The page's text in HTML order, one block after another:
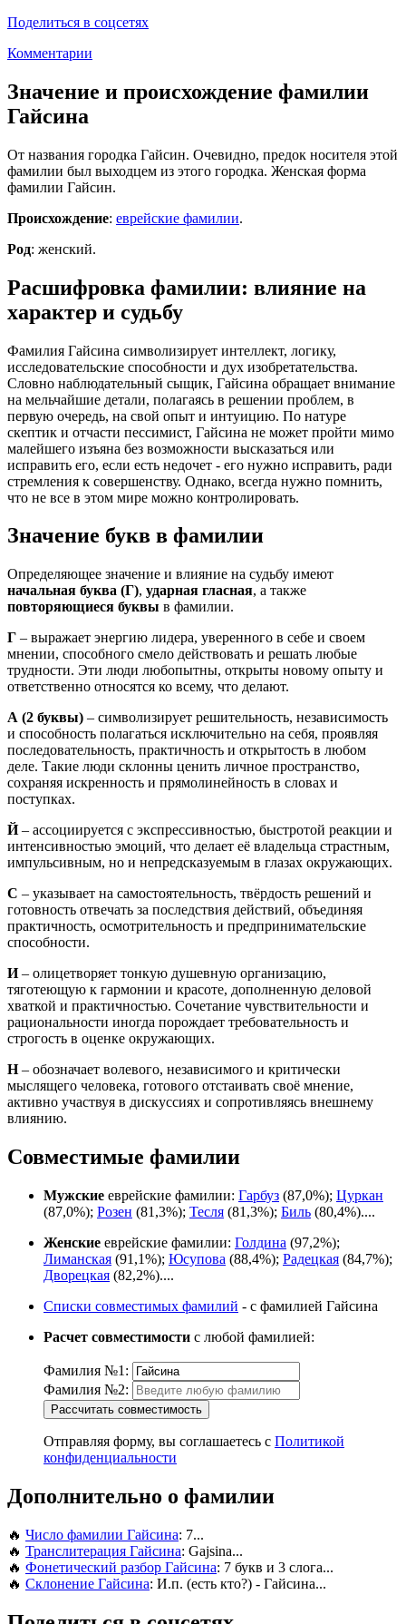
Поделиться в соцсетях
Комментарии
Значение и происхождение фамилии
Гайсина
От названия городка Гайсин. Очевидно, предок носителя этой
фамилии был выходцем из этого городка. Женская форма
фамилии Гайсин.
Происхождение: еврейские фамилии.
Род: женский.
Расшифровка фамилии: влияние на
характер и судьбу
Фамилия Гайсина символизирует интеллект, логику,
исследовательские способности и дух изобретательства.
Словно наблюдательный сыщик, Гайсина обращает внимание
на мельчайшие детали, полагаясь в решении проблем, в
первую очередь, на свой опыт и интуицию. По натуре
скептик и отчасти пессимист, Гайсина не может пройти мимо
малейшего изъяна без возможности высказаться или
исправить его, если есть недочет - его нужно исправить, ради
стремления к совершенству. Однако, всегда нужно помнить,
что не все в этом мире можно контролировать.
Значение букв в фамилии
Определяющее значение и влияние на судьбу имеют
начальная буква (Г), ударная гласная, а также
повторяющиеся буквы в фамилии.
Г – выражает энергию лидера, уверенного в себе и своем
мнении, способного смело действовать и решать любые
трудности. Эти люди любопытны, открыты новому опыту и
ответственно относятся ко всему, что делают.
А (2 буквы) – символизирует решительность, независимость
и способность полагаться исключительно на себя, проявляя
последовательность, практичность и открытость в любом
деле. Такие люди склонны ценить личное пространство,
сохраняя искренность и прямолинейность в словах и
поступках.
Й– ассоциируется с экспрессивностью, быстротой реакции и
интенсивностью эмоций, что делает её владельца страстным,
импульсивным, но и непредсказуемым в глазах окружающих.
С – указывает на самостоятельность, твёрдость решений и
готовность отвечать за последствия действий, объединяя
практичность, осмотрительность и предпринимательские
способности.
И– олицетворяет тонкую душевную организацию,
тяготеющую к гармонии и красоте, дополненную деловой
хваткой и практичностью. Сочетание чувствительности и
рациональности иногда порождает требовательность и
строгость в оценке окружающих.
Н– обозначает волевого, независимого и критически
мыслящего человека, готового отстаивать своё мнение,
активно участвуя в дискуссиях и сопротивляясь внешнему
влиянию.
Совместимые фамилии
Мужские еврейские фамилии: Гарбуз (87,0%); Цуркан
(87,0%); Розен (81,3%); Тесля (81,3%); Биль (80,4%)....
Женские еврейские фамилии: Голдина (97,2%);
Лиманская (91,1%); Юсупова (88,4%); Радецкая (84,7%);
Дворецкая (82,2%)....
Списки совместимых фамилий - с фамилией Гайсина
Расчет совместимости с любой фамилией:
Фамилия №1:
Фамилия №2:
Рассчитать совместимость
Отправляя форму, вы соглашаетесь с Политикой
конфиденциальности
Дополнительно о фамилии
🔥 Число фамилии Гайсина: 7...
🔥 Транслитерация Гайсина: Gajsina...
🔥 Фонетический разбор Гайсина: 7 букв и 3 слога...
🔥 Склонение Гайсина: И.п. (есть кто?) - Гайсина...